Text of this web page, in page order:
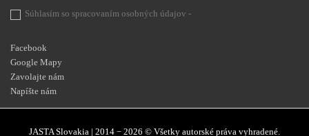
Súhlasím so spracovaním osobných údajov -
Facebook
Google Mapy
Zavolajte nám
Napíšte nám
JASTA Slovakia | 2014 − 2026 © Všetky autorské práva vyhradené.